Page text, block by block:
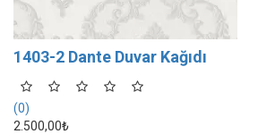
1403-2 Dante Duvar Kağıdı
(0)
2.500,00₺